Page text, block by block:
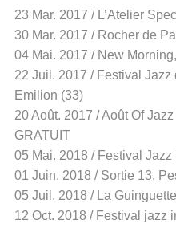
23 Mar. 2017 / L’Atelier
30 Mar. 2017 / Rocher de
04 Mai. 2017 / New
22 Juil. 2017 / Festival
Emilion (33)
20 Août. 2017 / Août Of
GRATUIT
05 Mai. 2018 / Festival
01 Juin. 2018 / Sortie 13,
05 Juil. 2018 / La
12 Oct. 2018 / Festival jazz